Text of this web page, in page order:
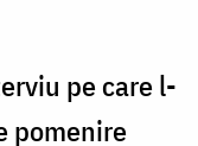
pe care l-
pomenire